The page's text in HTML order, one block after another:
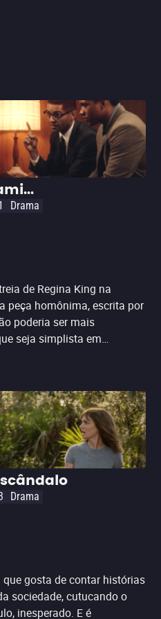
Drama
de Regina King na
peça homônima, escrita por
poderia ser mais
seja simplista em
cansativo com tamanha
metragem recria o
de quatro dos maiores
anos 1960. É uma
um tem vontade de
sentimento, medo, angústia.
preocupação com o que
isso, não aceita
peça teatral filmada. Ela
trama, ajudando a
figuras e,
do movimento negro
décadas depois. É um filme
preciso. É só
estilo e mergulhar na
King, é uma história
Drama
gosta de contar histórias
sociedade, cutucando o
inesperado. E é